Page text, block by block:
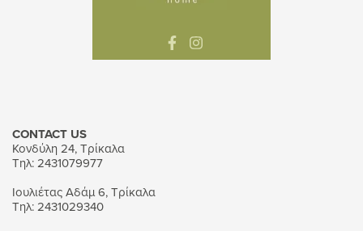
CONTACT US
Κονδύλη 24, Τρίκαλα
Τηλ: 2431079977
Ιουλιέτας Αδάμ 6, Τρίκαλα
Τηλ: 2431029340